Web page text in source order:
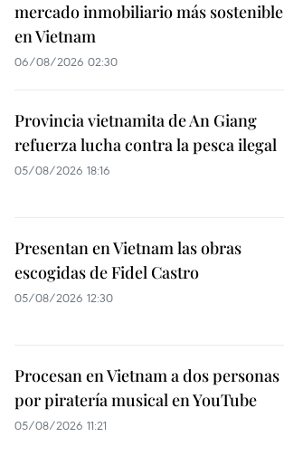
mercado inmobiliario más sostenible
en Vietnam
06/08/2026 02:30
Provincia vietnamita de An Giang
refuerza lucha contra la pesca ilegal
05/08/2026 18:16
Presentan en Vietnam las obras
escogidas de Fidel Castro
05/08/2026 12:30
Procesan en Vietnam a dos personas
por piratería musical en YouTube
05/08/2026 11:21